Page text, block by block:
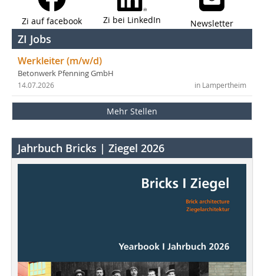
Zi auf facebook Zi bei LinkedIn Newsletter
ZI Jobs
Werkleiter (m/w/d)
Betonwerk Pfenning GmbH
in Lampertheim
14.07.2026
Mehr Stellen
Jahrbuch Bricks | Ziegel 2026